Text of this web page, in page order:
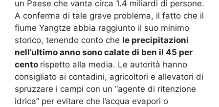
un Paese che vanta circa 1.4 miliardi di persone.
A conferma di tale grave problema, il fatto che il
fiume Yangtze abbia raggiunto il suo minimo
storico, tenendo conto che le precipitazioni
nell’ultimo anno sono calate di ben il 45 per
cento rispetto alla media. Le autorità hanno
consigliato ai contadini, agricoltori e allevatori di
spruzzare i campi con un “agente di ritenzione
idrica” ​​per evitare che l’acqua evapori o